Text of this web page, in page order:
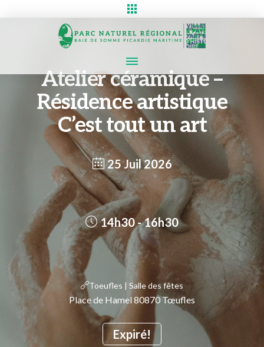
Atelier céramique –
Résidence artistique
C’est tout un art
25 Juil 2026
Expiré!
14h30 - 16h30
Toeufles | Salle des fêtes
Place de Hamel 80870 Tœufles